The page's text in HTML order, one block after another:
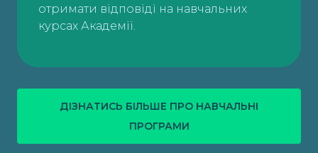
отримати відповіді на навчальних
курсах Академії.
ДІЗНАТИСЬ БІЛЬШЕ ПРО НАВЧАЛЬНІ
ПРОГРАМИ